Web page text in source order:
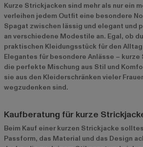
Kurze Strickjacken sind mehr als nur ein
verleihen jedem Outfit eine besondere
Spagat zwischen lässig und elegant und
an verschiedene Modestile an. Egal, ob
praktischen Kleidungsstück für den
Elegantes für besondere Anlässe –
die perfekte Mischung aus Stil und
sie aus den Kleiderschränken vieler
wegzudenken sind.
Kaufberatung für kurze
Beim Kauf einer kurzen Strickjacke
Passform, das Material und das Design